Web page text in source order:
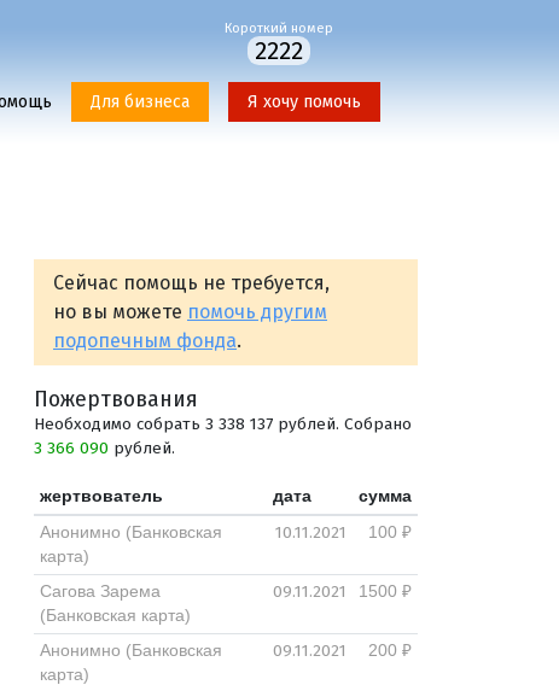
Короткий номер
2222
Для бизнеса Я хочу помочь
Сейчас помощь не требуется,
но вы можете помочь другим
подопечным фонда.
Пожертвования
Необходимо собрать 3 338 137 рублей. Собрано
3 366 090 рублей.
жертвователь дата
сумма
Анонимно (Банковская
карта)
10.11.2021 100 ₽
Сагова Зарема
(Банковская карта)
09.11.2021 1500 ₽
Анонимно (Банковская
карта)
09.11.2021 200 ₽